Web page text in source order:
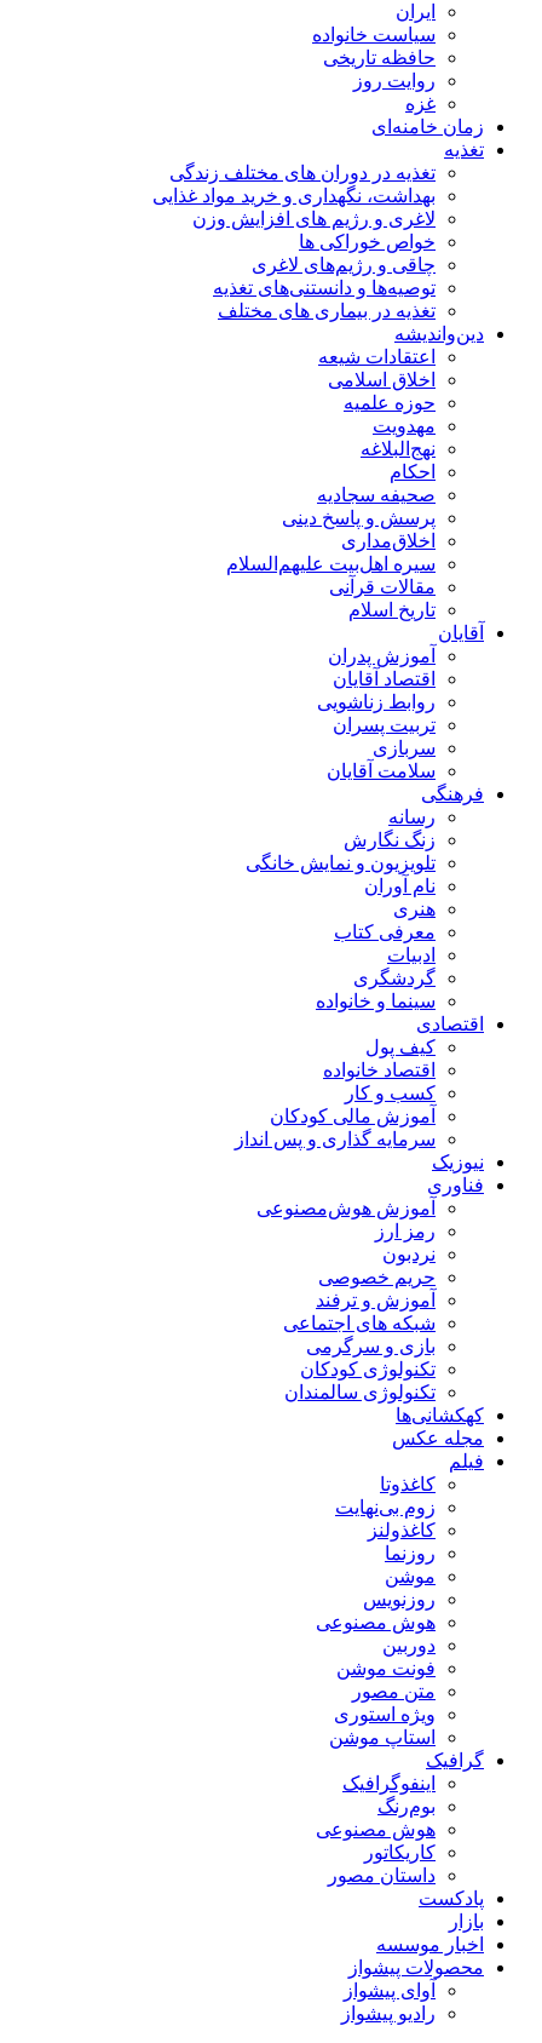
ایران
سیاست خانواده
حافظه تاریخی
روایت روز
غزه
زمان خامنه‌ای
تغذیه
تغذیه در دوران های مختلف زندگی
بهداشت، نگهداری و خرید مواد غذایی
لاغری و رژیم های افزایش وزن
خواص خوراكی ها
چاقی و رژیم‌های لاغری
توصیه‌ها و دانستنی‌های تغذیه
تغذیه در بیماری های مختلف
دین‌واندیشه
اعتقادات شیعه
اخلاق اسلامی
حوزه علمیه
مهدویت
نهج‌البلاغه
احکام
صحیفه سجادیه
پرسش و پاسخ دینی
اخلاق‌مداری
سیره اهل‌بیت علیهم‌السلام
مقالات قرآنی
تاریخ اسلام
آقایان
آموزش پدران
اقتصاد آقایان
روابط زناشویی
تربیت پسران
سربازی
سلامت آقایان
فرهنگی
رسانه
زنگ نگارش
تلویزیون و نمایش خانگی
نام آوران
هنری
معرفی کتاب
ادبیات
گردشگری
سینما و خانواده
اقتصادی
کیف پول
اقتصاد خانواده
کسب و کار
آموزش مالی کودکان
سرمایه گذاری و پس انداز
نیوزیک
فناوری
آموزش هوش‌مصنوعی
رمز ارز
نردبون
حریم خصوصی
آموزش و ترفند
شبکه های اجتماعی
بازی و سرگرمی
تکنولوژی کودکان
تکنولوژی سالمندان
کهکشانی‌ها
مجله عکس
فیلم
کاغذوتا
زوم بی‌نهایت
کاغذولنز
روزنما
موشن
روزنویس
هوش مصنوعی
دوربین
فونت موشن
متن مصور
ویژه استوری
استاپ موشن
گرافیک
اینفوگرافیک
بوم‌رنگ
هوش مصنوعی
کاریکاتور
داستان مصور
پادکست
بازار
اخبار موسسه
محصولات پیشواز
آوای پیشواز
رادیو پیشواز